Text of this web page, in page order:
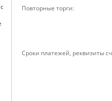
Повторные торги:
Сроки платежей, реквизиты